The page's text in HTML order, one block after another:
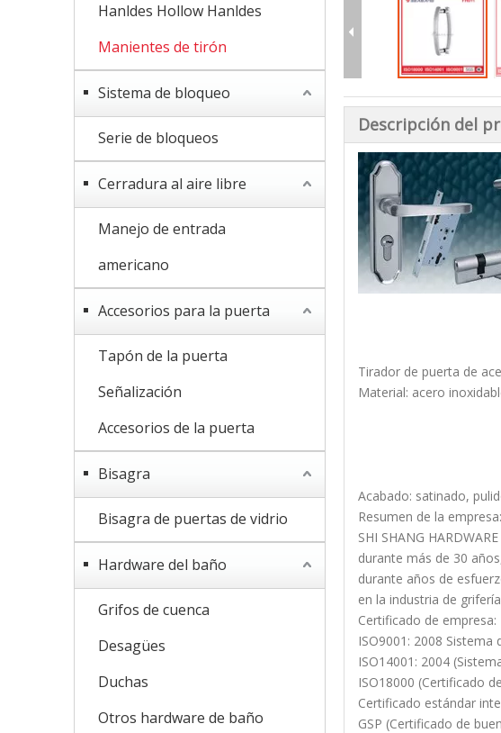
Hanldes Hollow Hanldes
Manientes de tirón
Sistema de bloqueo
Serie de bloqueos
Cerradura al aire libre
Manejo de entrada
americano
Accesorios para la puerta
Tapón de la puerta
Señalización
Accesorios de la puerta
Bisagra
Bisagra de puertas de vidrio
Hardware del baño
Grifos de cuenca
Desagües
Duchas
Otros hardware de baño
Descripción del
Tirador de puerta de
Material: acero
Acabado: satinado,
Resumen de la empresa:
SHI SHANG
durante más de 30
durante años de
en la industria de
Certificado de empresa:
ISO9001: 2008 Sistema
ISO14001: 2004
ISO18000 (Certificado
Certificado estándar
GSP (Certificado de